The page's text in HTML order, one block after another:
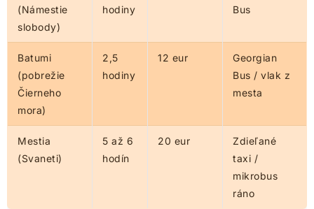
(Námestie
slobody)
hodiny
Bus
Batumi
(pobrežie
Čierneho
mora)
2,5
hodiny
12 eur
Georgian
Bus / vlak z
mesta
Mestia
(Svaneti)
5 až 6
hodín
20 eur
Zdieľané
taxi /
mikrobus
ráno